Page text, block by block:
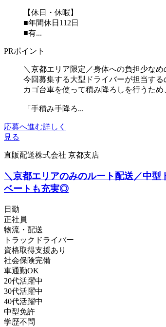
【休日・休暇】
■年間休日112日
■有...
PRポイント
＼京都エリア限定／身体への負担少なめ
今回募集する大型ドライバーが担当す
カゴ台車を使って積み降ろしを行うた
「手積み手降ろ...
応募へ進む詳しく
見る
直販配送株式会社 京都支店
＼京都エリアのみのルート配送／中
ベートも充実◎
日勤
正社員
物流・配送
トラックドライバー
資格取得支援あり
社会保険完備
車通勤OK
20代活躍中
30代活躍中
40代活躍中
中型免許
学歴不問